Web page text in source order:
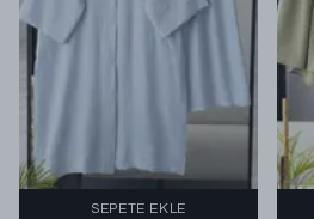
SEPETE EKLE